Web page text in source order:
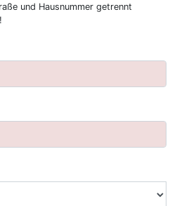
und Hausnummer getrennt